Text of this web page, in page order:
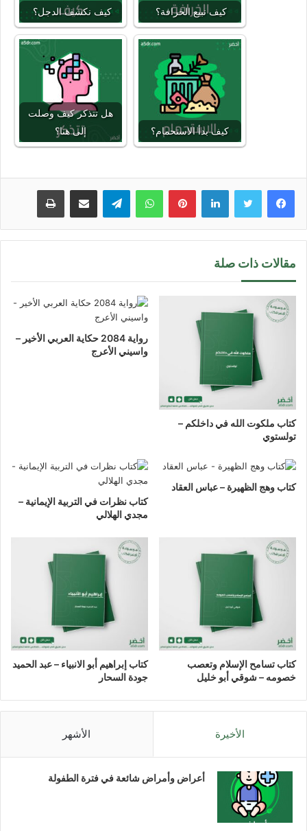
كيف نكشف الدجل؟ كيف نبيع الخرافة؟
هل تتذكر كيف وصلت
إلى هنا؟
كيف بدأ الاستحمام؟
لينكدإن بينتيريستواتساب تيلقرام مشاركة عبر البريد طباعة
مقالات ذات صلة
كتاب ملكوت الله في داخلكم –
تولستوي
رواية 2084 حكاية العربي الأخير –
واسيني الأعرج
كتاب وهج الظهيرة – عباس العقاد
كتاب نظرات في التربية الإيمانية –
مجدي الهلالي
كتاب تسامح الإسلام وتعصب
خصومه – شوقي أبو خليل
كتاب إبراهيم أبو الانبياء – عبد الحميد
جودة السحار
الأخيرة الأشهر
أعراض وأمراض شائعة في فترة الطفولة